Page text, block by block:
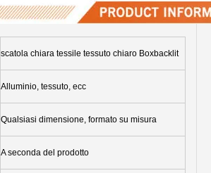
scatola chiara tessile tessuto chiaro Boxbacklit
Alluminio, tessuto, ecc
Qualsiasi dimensione, formato su misura
A seconda del prodotto